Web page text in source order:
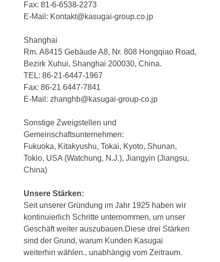
Fax: 81-6-6538-2273
E-Mail: Kontakt@kasugai-group.co.jp
Shanghai
Rm. A8415 Gebäude A8, Nr. 808 Hongqiao Road,
Bezirk Xuhui, Shanghai 200030, China.
TEL: 86-21-6447-1967
Fax: 86-21 6447-7841
E-Mail: zhanghb@kasugai-group-co.jp
Sonstige Zweigstellen und
Gemeinschaftsunternehmen:
Fukuoka, Kitakyushu, Tokai, Kyoto, Shunan,
Tokio, USA (Watchung, N.J.), Jiangyin (Jiangsu,
China)
Unsere Stärken:
Seit unserer Gründung im Jahr 1925 haben wir
kontinuierlich Schritte unternommen, um unser
Geschäft weiter auszubauen.Diese drei Stärken
sind der Grund, warum Kunden Kasugai
weiterhin wählen., unabhängig vom Zeitraum.